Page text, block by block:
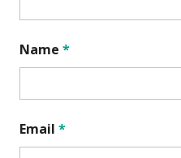
Name *
Email *